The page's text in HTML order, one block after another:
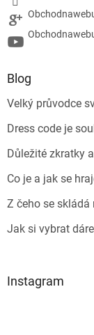
Blog
Velký průvodce
Dress code je
Důležité zkratky
Co je a jak se
Z čeho se skládá
Jak si vybrat
Instagram